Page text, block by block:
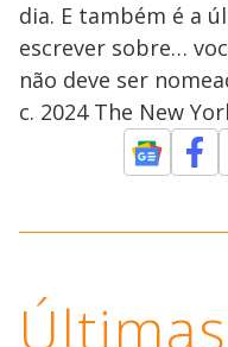
dia. E também é a
escrever sobre…
não deve ser
c. 2024 The New
Últimas